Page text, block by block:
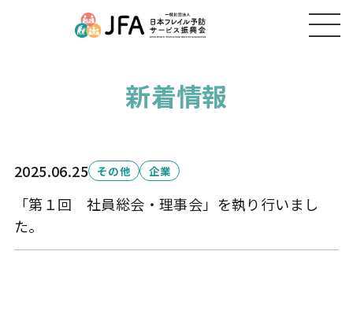
新着情報
2025.06.25 その他 企業
「第１回 社員総会・理事会」を執り行いまし
た。